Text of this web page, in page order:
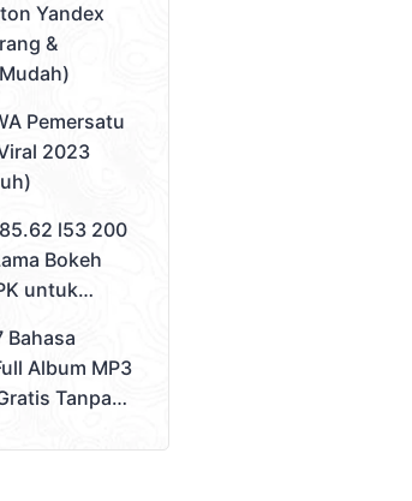
Yandex
&
Pemersatu
2023
l53 200
Bokeh
untuk
Batas
Bahasa
Album MP3
Tanpa